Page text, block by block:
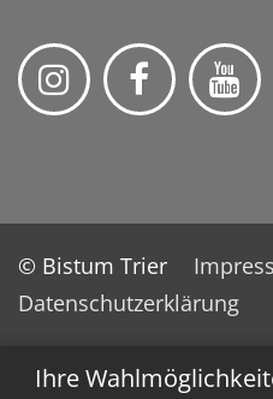
Ihre
© Bistum Trier
Datenschutzerklärung